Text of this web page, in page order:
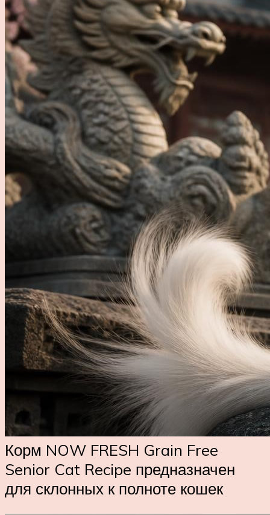
Корм NOW FRESH Grain Free
Senior Cat Recipe предназначен
для склонных к полноте кошек